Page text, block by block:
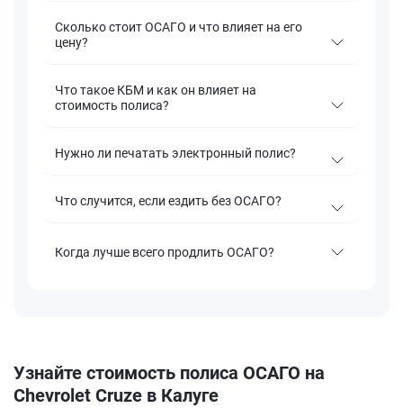
Сколько стоит ОСАГО и что влияет на его
цену?
Что такое КБМ и как он влияет на
стоимость полиса?
Нужно ли печатать электронный полис?
Что случится, если ездить без ОСАГО?
Когда лучше всего продлить ОСАГО?
Узнайте стоимость полиса ОСАГО на
Chevrolet Cruze в Калуге